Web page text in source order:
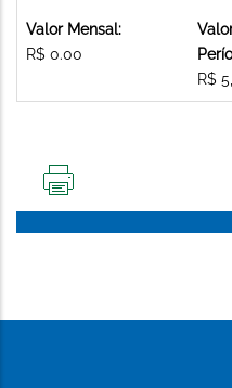
Valor Mensal:
R$ 0.00
R$
PÁGINA